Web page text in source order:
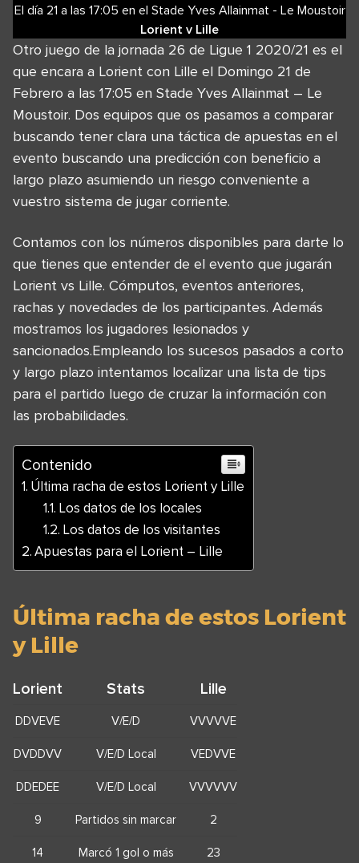
El día 21 a las 17:05 en el Stade Yves Allainmat - Le Moustoir
Lorient v Lille
Otro juego de la jornada 26 de Ligue 1 2020/21 es el
que encara a Lorient con Lille el Domingo 21 de
Febrero a las 17:05 en Stade Yves Allainmat – Le
Moustoir. Dos equipos que os pasamos a comparar
buscando tener clara una táctica de apuestas en el
evento buscando una predicción con beneficio a
largo plazo asumiendo un riesgo conveniente a
vuestro sistema de jugar corriente.
Contamos con los números disponibles para darte lo
que tienes que entender de el evento que jugarán
Lorient vs Lille. Cómputos, eventos anteriores,
rachas y novedades de los participantes. Además
mostramos los jugadores lesionados y
sancionados.Empleando los sucesos pasados a corto
y largo plazo intentamos localizar una lista de tips
para el partido luego de cruzar la información con
las probabilidades.
Contenido
Última racha de estos Lorient y Lille
Los datos de los locales
Los datos de los visitantes
Apuestas para el Lorient – Lille
Última racha de estos Lorient
y Lille
Lorient Stats Lille
DDVEVE V/E/D VVVVVE
DVDDVV V/E/D Local VEDVVE
DDEDEE V/E/D Local VVVVVV
9 Partidos sin marcar 2
14 Marcó 1 gol o más 23